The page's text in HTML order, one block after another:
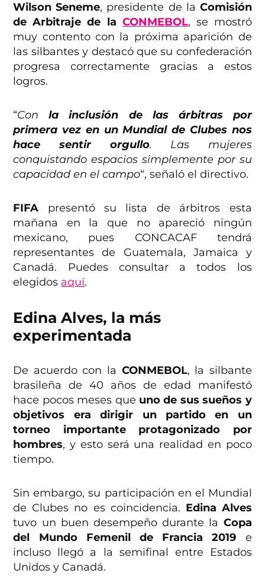
Wilson Seneme, presidente de la Comisión
de Arbitraje de la CONMEBOL, se mostró
muy contento con la próxima aparición de
las silbantes y destacó que su confederación
progresa correctamente gracias a estos
logros.
“Conla inclusión de las árbitras por
primera vez en un Mundial de Clubes nos
hace sentir orgullo. Las mujeres
conquistando espacios simplemente por su
capacidad en el campo“, señaló el directivo.
FIFA presentó su lista de árbitros esta
mañana en la que no apareció ningún
mexicano, pues CONCACAF tendrá
representantes de Guatemala, Jamaica y
Canadá. Puedes consultar a todos los
elegidos aquí.
Edina Alves, la más
experimentada
De acuerdo con la CONMEBOL, la silbante
brasileña de 40 años de edad manifestó
hace pocos meses que uno de sus sueños y
objetivos era dirigir un partido en un
torneo importante protagonizado por
hombres, y esto será una realidad en poco
tiempo.
Sin embargo, su participación en el Mundial
de Clubes no es coincidencia. Edina Alves
tuvo un buen desempeño durante la Copa
del Mundo Femenil de Francia 2019 e
incluso llegó a la semifinal entre Estados
Unidos y Canadá.